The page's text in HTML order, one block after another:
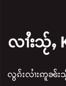
လၢႆးသႂ်ႇ
လွၵ်းလၢႆးဢူၼ်းသႂ်